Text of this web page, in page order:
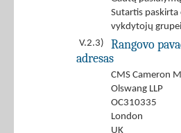
Sutartis paskirta
vykdytojų
V.2.3)
Rangovo
adresas
CMS Cameron
Olswang LLP
OC310335
London
UK